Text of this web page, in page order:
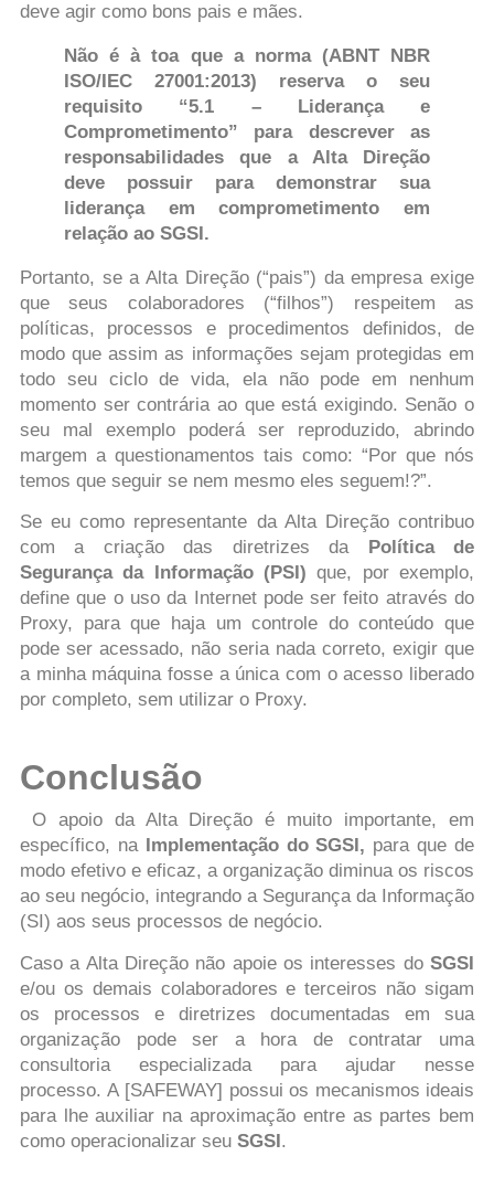
deve agir como bons pais e mães.
Não é à toa que a norma (ABNT NBR
ISO/IEC 27001:2013) reserva o seu
requisito “5.1 – Liderança e
Comprometimento” para descrever as
responsabilidades que a Alta Direção
deve possuir para demonstrar sua
liderança em comprometimento em
relação ao SGSI.
Portanto, se a Alta Direção (“pais”) da empresa exige
que seus colaboradores (“filhos”) respeitem as
políticas, processos e procedimentos definidos, de
modo que assim as informações sejam protegidas em
todo seu ciclo de vida, ela não pode em nenhum
momento ser contrária ao que está exigindo. Senão o
seu mal exemplo poderá ser reproduzido, abrindo
margem a questionamentos tais como: “Por que nós
temos que seguir se nem mesmo eles seguem!?”.
Se eu como representante da Alta Direção contribuo
com a criação das diretrizes da
Política de
Segurança da Informação (PSI) que, por exemplo,
define que o uso da Internet pode ser feito através do
Proxy, para que haja um controle do conteúdo que
pode ser acessado, não seria nada correto, exigir que
a minha máquina fosse a única com o acesso liberado
por completo, sem utilizar o Proxy.
Conclusão
O apoio da Alta Direção é muito importante, em
específico, na
Implementação do SGSI, para que de
modo efetivo e eficaz, a organização diminua os riscos
ao seu negócio, integrando a Segurança da Informação
(SI) aos seus processos de negócio.
Caso a Alta Direção não apoie os interesses doSGSI
e/ou os demais colaboradores e terceiros não sigam
os processos e diretrizes documentadas em sua
organização pode ser a hora de contratar uma
consultoria especializada para ajudar nesse
processo.A [SAFEWAY] possui os mecanismos ideais
para lhe auxiliar na aproximação entre as partes bem
como operacionalizar seu SGSI.